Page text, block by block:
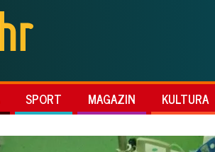
SPORT MAGAZIN KULTURA